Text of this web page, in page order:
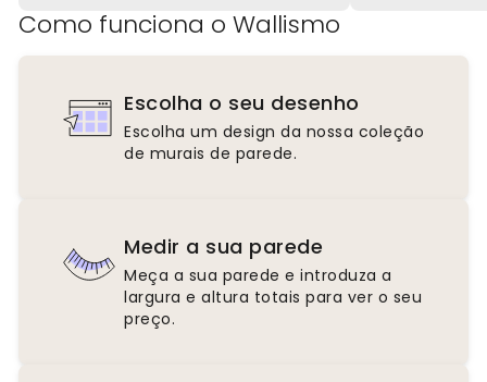
Como funciona o Wallismo
Escolha o seu desenho
Escolha um design da nossa coleção
de murais de parede.
Medir a sua parede
Meça a sua parede e introduza a
largura e altura totais para ver o seu
preço.